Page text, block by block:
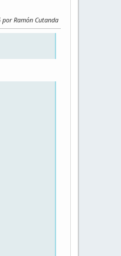
Ramón Cutanda